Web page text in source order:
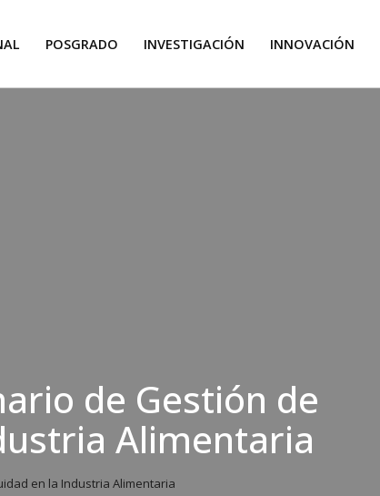
POSGRADO INVESTIGACIÓN INNOVACIÓN
de Gestión de
Alimentaria
en la Industria Alimentaria